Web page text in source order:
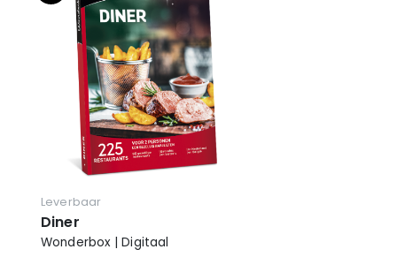
Leverbaar
Diner
Wonderbox | Digitaal